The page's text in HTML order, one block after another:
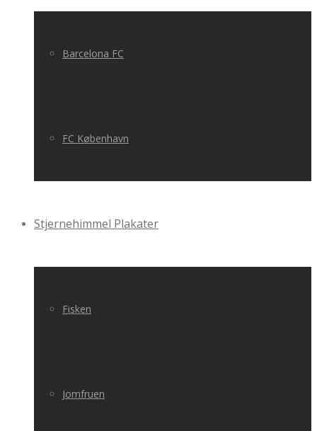
Barcelona FC
FC København
Stjernehimmel Plakater
Fisken
Jomfruen